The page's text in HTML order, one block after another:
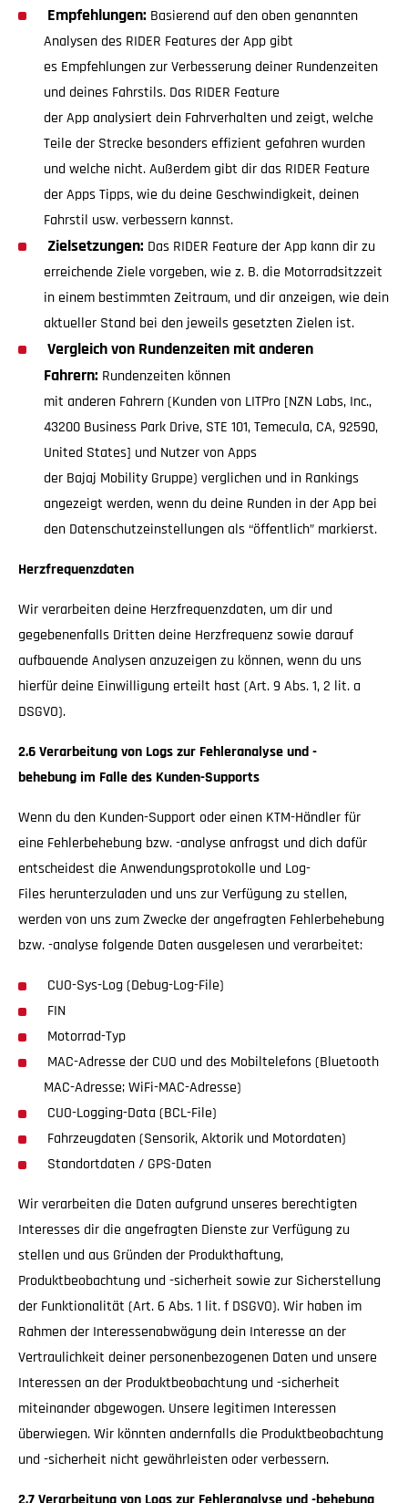
Empfehlungen: Basierend auf den oben genannten
Analysen des RIDER Features der App gibt
es Empfehlungen zur Verbesserung deiner Rundenzeiten
und deines Fahrstils. Das RIDER Feature
der App analysiert dein Fahrverhalten und zeigt, welche
Teile der Strecke besonders effizient gefahren wurden
und welche nicht. Außerdem gibt dir das RIDER Feature
der Apps Tipps, wie du deine Geschwindigkeit, deinen
Fahrstil usw. verbessern kannst.
Zielsetzungen: Das RIDER Feature der App kann dir zu
erreichende Ziele vorgeben, wie z. B. die Motorradsitzzeit
in einem bestimmten Zeitraum, und dir anzeigen, wie dein
aktueller Stand bei den jeweils gesetzten Zielen ist.
Vergleich von Rundenzeiten mit anderen
Fahrern: Rundenzeiten können
mit anderen Fahrern (Kunden von LITPro [NZN Labs, Inc.,
43200 Business Park Drive, STE 101, Temecula, CA, 92590,
United States] und Nutzer von Apps
der Bajaj Mobility Gruppe) verglichen und in Rankings
angezeigt werden, wenn du deine Runden in der App bei
den Datenschutzeinstellungen als “öffentlich” markierst.
Herzfrequenzdaten
Wir verarbeiten deine Herzfrequenzdaten, um dir und
gegebenenfalls Dritten deine Herzfrequenz sowie darauf
aufbauende Analysen anzuzeigen zu können, wenn du uns
hierfür deine Einwilligung erteilt hast (Art. 9 Abs. 1, 2 lit. a
DSGVO).
2.6 Verarbeitung von Logs zur Fehleranalyse und -
behebung im Falle des Kunden-Supports
Wenn du den Kunden-Support oder einen KTM-Händler für
eine Fehlerbehebung bzw. -analyse anfragst und dich dafür
entscheidest die Anwendungsprotokolle und Log-
Files herunterzuladen und uns zur Verfügung zu stellen,
werden von uns zum Zwecke der angefragten Fehlerbehebung
bzw. -analyse folgende Daten ausgelesen und verarbeitet:
CUO-Sys-Log (Debug-Log-File)
FIN
Motorrad-Typ
MAC-Adresse der CUO und des Mobiltelefons (Bluetooth
MAC-Adresse; WiFi-MAC-Adresse)
CUO-Logging-Data (BCL-File)
Fahrzeugdaten (Sensorik, Aktorik und Motordaten)
Standortdaten / GPS-Daten
Wir verarbeiten die Daten aufgrund unseres berechtigten
Interesses dir die angefragten Dienste zur Verfügung zu
stellen und aus Gründen der Produkthaftung,
Produktbeobachtung und -sicherheit sowie zur Sicherstellung
der Funktionalität (Art. 6 Abs. 1 lit. f DSGVO). Wir haben im
Rahmen der Interessenabwägung dein Interesse an der
Vertraulichkeit deiner personenbezogenen Daten und unsere
Interessen an der Produktbeobachtung und -sicherheit
miteinander abgewogen. Unsere legitimen Interessen
überwiegen. Wir könnten andernfalls die Produktbeobachtung
und -sicherheit nicht gewährleisten oder verbessern.